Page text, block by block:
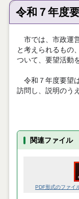
令和７年度
市では、市政運
と考えられるもの
ついて、要望活動
令和７年度要望
訪問し、説明のう
関連ファイル
PDF形式のファイ